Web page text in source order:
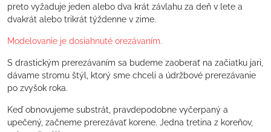
preto vyžaduje jeden alebo dva krát závlahu za deň v lete a
dvakrát alebo trikrát týždenne v zime.
Modelovanie je dosiahnuté orezávaním.
S drastickým prerezávaním sa budeme zaoberať na začiatku jari,
dávame stromu štýl, ktorý sme chceli a údržbové prerezávanie
po zvyšok roka.
Keď obnovujeme substrát, pravdepodobne vyčerpaný a
upečený, začneme prerezávať korene. Jedna tretina z koreňov,